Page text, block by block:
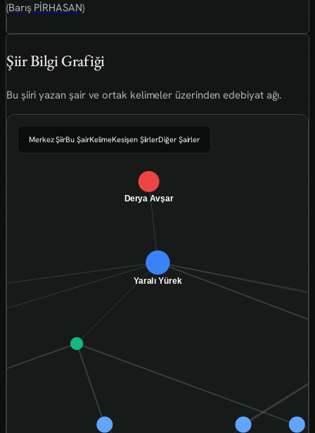
(Barış PİRHASAN)
Şiir Bilgi Grafiği
Bu şiiri yazan şair ve ortak kelimeler üzerinden edebiyat ağı.
Merkez ŞiirBu ŞairKelimeKesişen ŞiirlerDiğer Şairler